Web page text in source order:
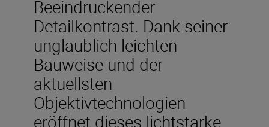
Beeindruckender
Detailkontrast. Dank seiner
unglaublich leichten
Bauweise und der
aktuellsten
Objektivtechnologien
eröffnet dieses lichtstarke